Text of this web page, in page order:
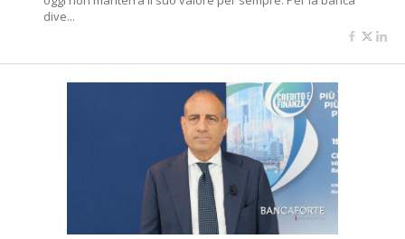
dive...